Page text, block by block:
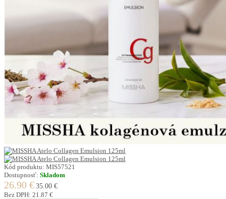
Kód produktu: MIS57521
Dostupnosť: Skladom
26.90 € 35.00 €
Bez DPH: 21.87 €